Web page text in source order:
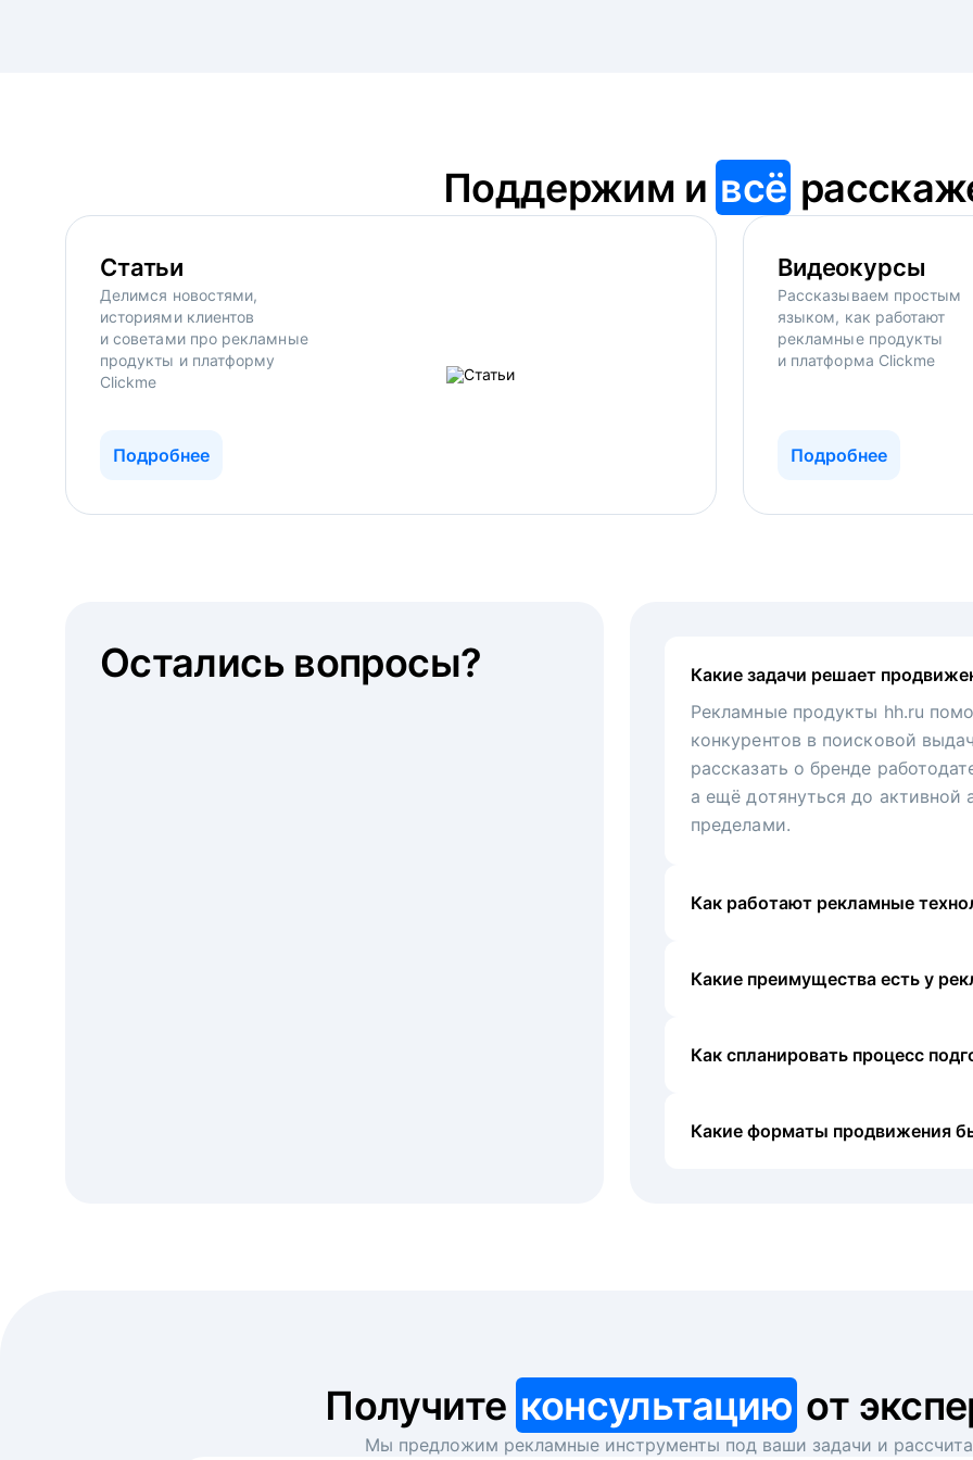
Поддержим и всё
Статьи
Делимся новостями,
историями клиентов
и советами про рекламные
продукты и платформу
Clickme
Подробнее
Видеокурсы
Рассказываем простым
языком, как работают
рекламные продукты
и платформа Clickme
Подробнее
Какие задачи решает
Рекламные продукты hh.ru
конкурентов в поисковой
рассказать о бренде
а ещё дотянуться до активной
пределами.
Как работают рекламные
Какие преимущества есть у
Как спланировать процесс
Какие форматы продвижения
Остались вопросы?
Получите консультацию от
Мы предложим рекламные инструменты под ваши задачи и